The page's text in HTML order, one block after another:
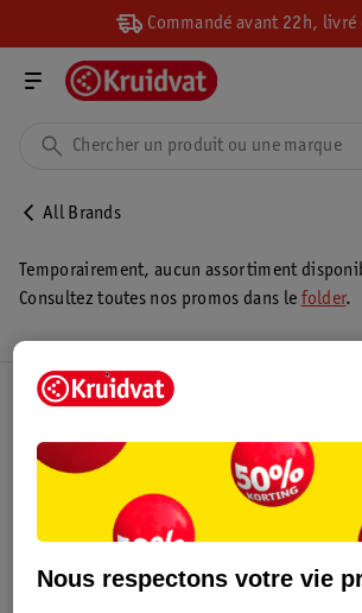
Commandé avant 22h, livré
All Brands
Temporairement, aucun assortiment
Consultez toutes nos promos dans le folder.
Nous respectons votre vie